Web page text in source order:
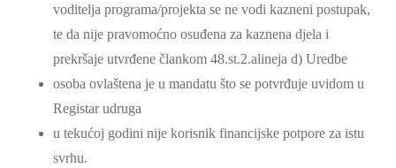
voditelja programa/projekta se ne vodi kazneni postupak,
te da nije pravomoćno osuđena za kaznena djela i
prekršaje utvrđene člankom 48.st.2.alineja d) Uredbe
osoba ovlaštena je u mandatu što se potvrđuje uvidom u
Registar udruga
u tekućoj godini nije korisnik financijske potpore za istu
svrhu.